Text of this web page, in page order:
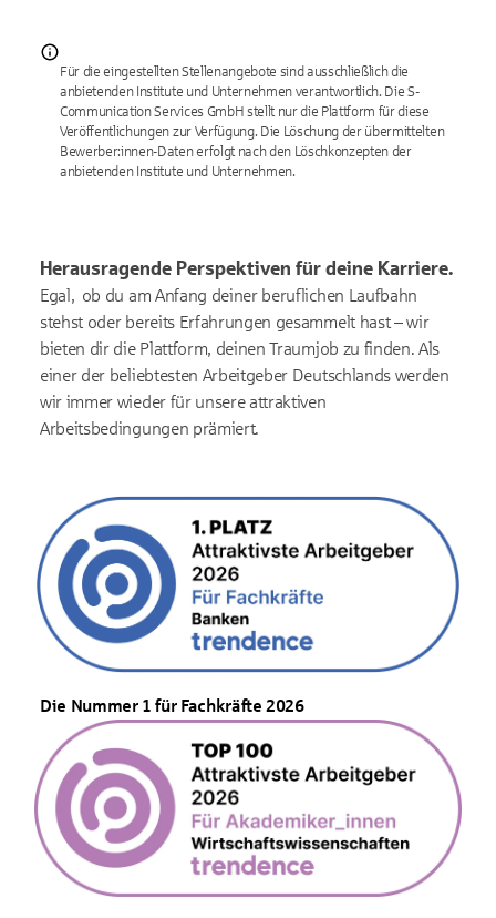
Für die eingestellten Stellenangebote sind ausschließlich die
anbietenden Institute und Unternehmen verantwortlich. Die S-
Communication Services GmbH stellt nur die Plattform für diese
Veröffentlichungen zur Verfügung. Die Löschung der übermittelten
Bewerber:innen-Daten erfolgt nach den Löschkonzepten der
anbietenden Institute und Unternehmen.
Herausragende Perspektiven für deine Karriere.
Egal, ob du am Anfang deiner beruflichen Laufbahn
stehst oder bereits Erfahrungen gesammelt hast – wir
bieten dir die Plattform, deinen Traumjob zu finden. Als
einer der beliebtesten Arbeitgeber Deutschlands werden
wir immer wieder für unsere attraktiven
Arbeitsbedingungen prämiert.
Die Nummer 1 für Fachkräfte 2026